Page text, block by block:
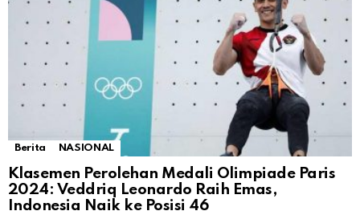
Berita NASIONAL
Klasemen Perolehan Medali Olimpiade Paris
2024: Veddriq Leonardo Raih Emas,
Indonesia Naik ke Posisi 46